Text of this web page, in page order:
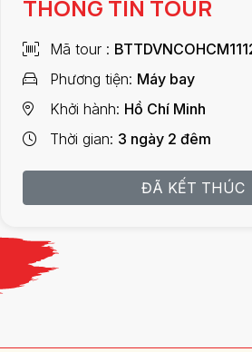
THÔNG TIN TOUR
Mã tour
Phương tiện Máy bay
Khởi hành Hồ Chí Minh
Thời gian 3 ngày 2 đêm
ĐÃ KẾT THÚC